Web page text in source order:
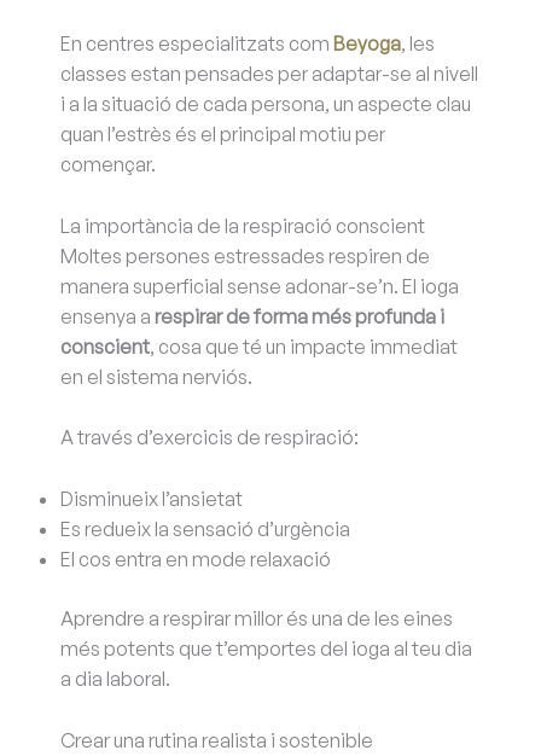
En centres especialitzats com Beyoga, les
classes estan pensades per adaptar-se al nivell
i a la situació de cada persona, un aspecte clau
quan l’estrès és el principal motiu per
començar.
La importància de la respiració conscient
Moltes persones estressades respiren de
manera superficial sense adonar-se’n. El ioga
ensenya a respirar de forma més profunda i
conscient, cosa que té un impacte immediat
en el sistema nerviós.
A través d’exercicis de respiració:
Disminueix l’ansietat
Es redueix la sensació d’urgència
El cos entra en mode relaxació
Aprendre a respirar millor és una de les eines
més potents que t’emportes del ioga al teu dia
a dia laboral.
Crear una rutina realista i sostenible